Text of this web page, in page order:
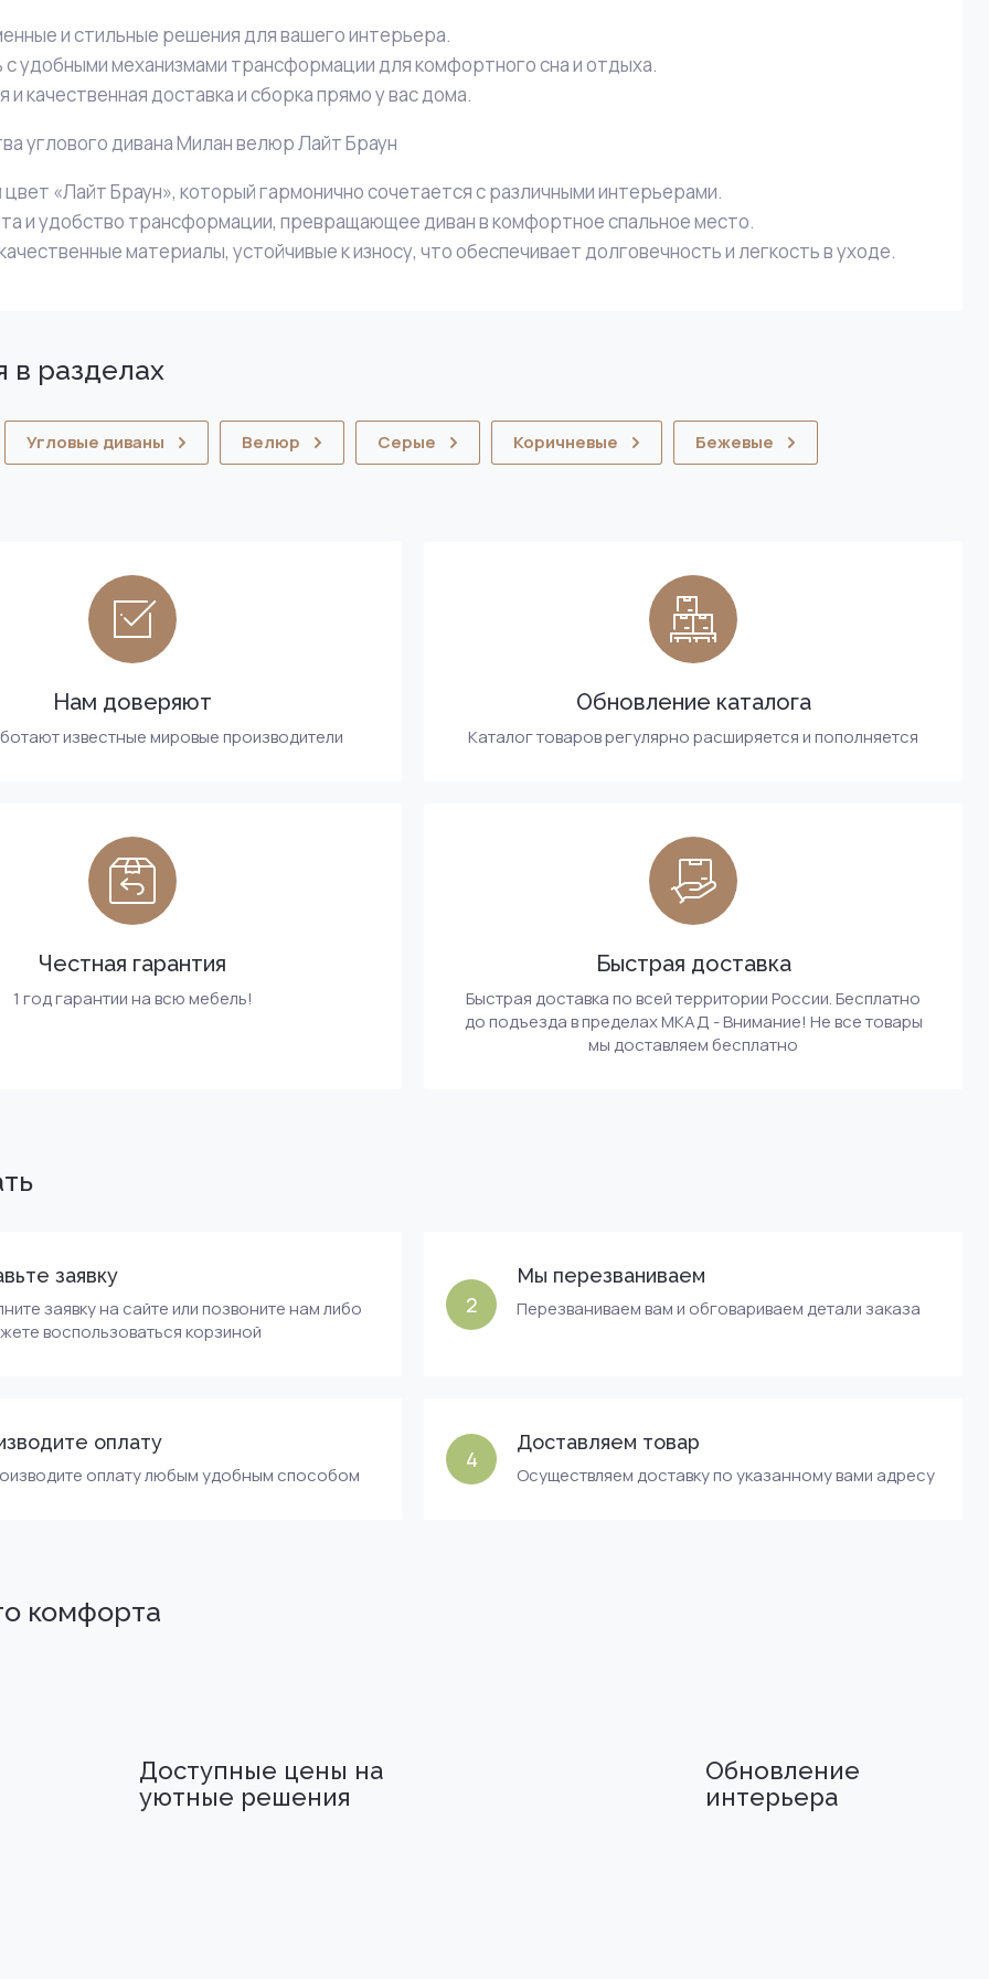
и стильные решения для вашего интерьера.
удобными механизмами трансформации для комфортного сна и отдыха.
и качественная доставка и сборка прямо у вас дома.
углового дивана Милан велюр Лайт Браун
«Лайт Браун», который гармонично сочетается с различными интерьерами.
и удобство трансформации, превращающее диван в комфортное спальное место.
материалы, устойчивые к износу, что обеспечивает долговечность и легкость в уходе.
в разделах
Угловые диваны Велюр Серые Коричневые Бежевые
Нам доверяют
известные мировые производители
Обновление каталога
Каталог товаров регулярно расширяется и пополняется
Честная гарантия
1 год гарантии на всю мебель!
Быстрая доставка
Быстрая доставка по всей территории России. Бесплатно
до подъезда в пределах МКАД - Внимание! Не все товары
мы доставляем бесплатно
заявку
заявку на сайте или позвоните нам либо
воспользоваться корзиной
2
Мы перезваниваем
Перезваниваем вам и обговариваем детали заказа
оплату
оплату любым удобным способом
4
Доставляем товар
Осуществляем доставку по указанному вами адресу
комфорта
Доступные цены на
уютные решения
Обновление
интерьера